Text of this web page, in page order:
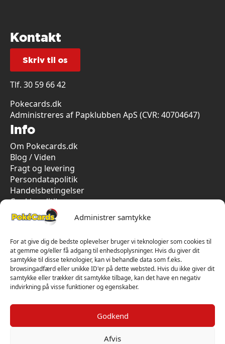
Administrer samtykke
For at give dig de bedste oplevelser bruger vi teknologier som cookies til
at gemme og/eller få adgang til enhedsoplysninger. Hvis du giver dit
samtykke til disse teknologier, kan vi behandle data som f.eks.
browsingadfærd eller unikke ID'er på dette websted. Hvis du ikke giver dit
samtykke eller trækker dit samtykke tilbage, kan det have en negativ
indvirkning på visse funktioner og egenskaber.
Godkend
Afvis
Kontakt
Skriv til os
Tlf. 30 59 66 42
Pokecards.dk
Administreres af Papklubben ApS (CVR: 40704647)
Info
Om Pokecards.dk
Blog / Viden
Fragt og levering
Persondatapolitik
Handelsbetingelser
Cookiepolitik
Vi har kun 5-stjernet anmeldelser på Trustpilot